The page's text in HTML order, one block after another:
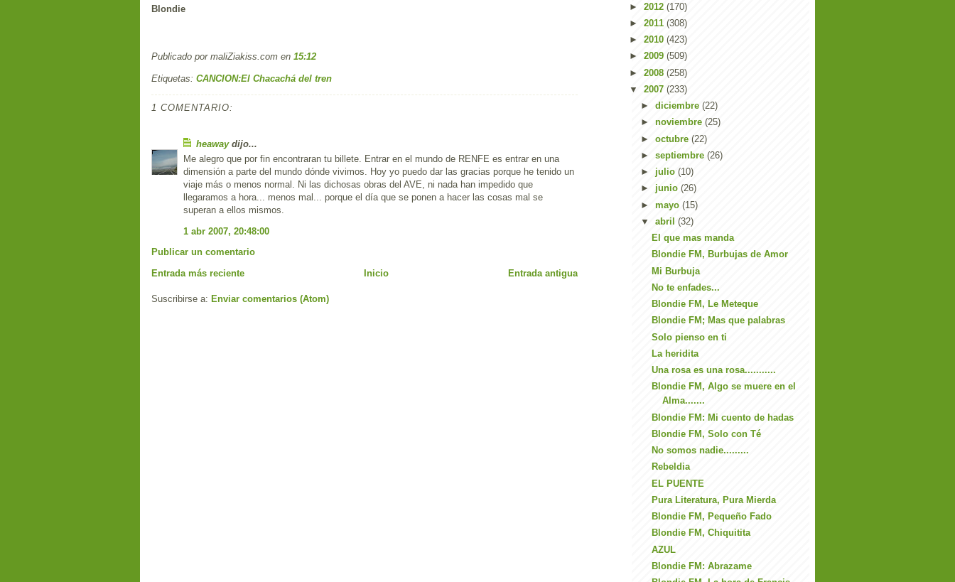
Blondie
Publicado por maliZiakiss.com en 15:12
Etiquetas: CANCION:El Chacachá del tren
1 COMENTARIO:
heawaydijo...
Me alegro que por fin encontraran tu billete. Entrar en el mundo de RENFE es entrar en una
dimensión a parte del mundo dónde vivimos. Hoy yo puedo dar las gracias porque he tenido un
viaje más o menos normal. Ni las dichosas obras del AVE, ni nada han impedido que
llegaramos a hora... menos mal... porque el día que se ponen a hacer las cosas mal se
superan a ellos mismos.
1 abr 2007, 20:48:00
Publicar un comentario
Entrada más reciente
Entrada antigua
Inicio
Suscribirse a: Enviar comentarios (Atom)
► 2012 (170)
► 2011 (308)
► 2010 (423)
► 2009 (509)
► 2008 (258)
▼ 2007 (233)
► diciembre (22)
► noviembre (25)
► octubre (22)
► septiembre (26)
► julio (10)
► junio (26)
► mayo (15)
▼ abril (32)
El que mas manda
Blondie FM, Burbujas de Amor
Mi Burbuja
No te enfades...
Blondie FM, Le Meteque
Blondie FM; Mas que palabras
Solo pienso en ti
La heridita
Una rosa es una rosa...........
Blondie FM, Algo se muere en el
Alma.......
Blondie FM: Mi cuento de hadas
Blondie FM, Solo con Té
No somos nadie.........
Rebeldia
EL PUENTE
Pura Literatura, Pura Mierda
Blondie FM, Pequeño Fado
Blondie FM, Chiquitita
AZUL
Blondie FM: Abrazame